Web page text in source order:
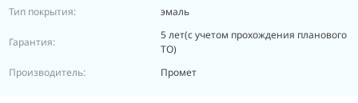
Тип покрытия:
эмаль
Гарантия:
5 лет(с учетом прохождения планового
ТО)
Производитель:
Промет